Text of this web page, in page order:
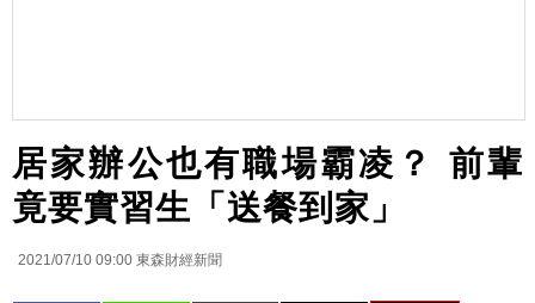
居家辦公也有職場霸凌？ 前輩
竟要實習生「送餐到家」
2021/07/10 09:00 東森財經新聞